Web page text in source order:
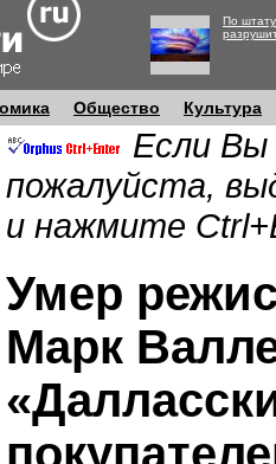
По
Общество Культура
Если Вы
пожалуйста,
и нажмите
Умер
Марк